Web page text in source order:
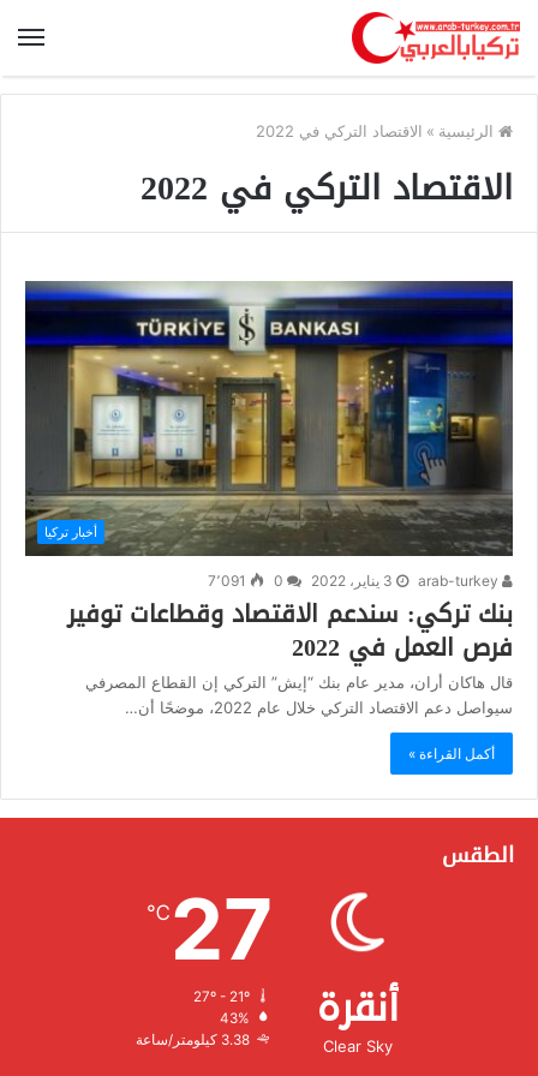
الرئيسية » الاقتصاد التركي في 2022
الاقتصاد التركي في 2022
أخبار تركيا
3 يناير، 2022 7٬091
بنك تركي: سندعم الاقتصاد وقطاعات توفير
فرص العمل في 2022
قال هاكان أران، مدير عام بنك “إيش” التركي إن القطاع المصرفي
سيواصل دعم الاقتصاد التركي خلال عام 2022، موضحًا أن…
أكمل القراءة »
الطقس
أنقرة
Clear Sky
27
℃
الرطوبة:
الرياح: